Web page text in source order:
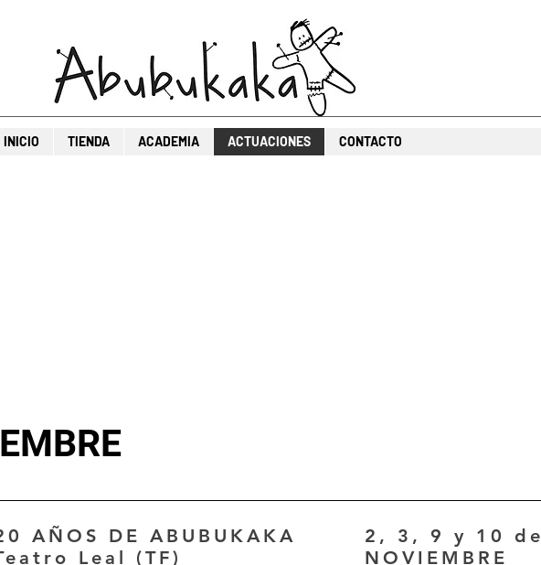
INICIO TIENDA ACADEMIA ACTUACIONES CONTACTO
AÑOS DE ABUBUKAKA
Leal (TF)
2, 3, 9 y 10 de
NOVIEMBRE